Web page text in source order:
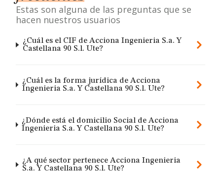
Estas son alguna de las preguntas que se
hacen nuestros usuarios
¿Cuál es el CIF de Acciona Ingenieria S.a. Y
Castellana 90 S.l. Ute?
¿Cuál es la forma jurídica de Acciona
Ingenieria S.a. Y Castellana 90 S.l. Ute?
¿Dónde está el domicilio Social de Acciona
Ingenieria S.a. Y Castellana 90 S.l. Ute?
¿A qué sector pertenece Acciona Ingenieria
S.a. Y Castellana 90 S.l. Ute?